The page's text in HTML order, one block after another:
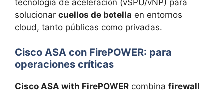
tecnología de aceleración (vSPU/vNP) para
solucionar cuellos de botella en entornos
cloud, tanto públicas como privadas.
Cisco ASA con FirePOWER: para
operaciones críticas
Cisco ASA with FirePOWER combina firewall